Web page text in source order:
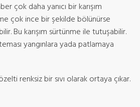
çok daha yanıcı bir karışım
çok ince bir şekilde bölünürse
Bu karışım sürtünme ile tutuşabilir.
yangınlara yada patlamaya
renksiz bir sıvı olarak ortaya çıkar.